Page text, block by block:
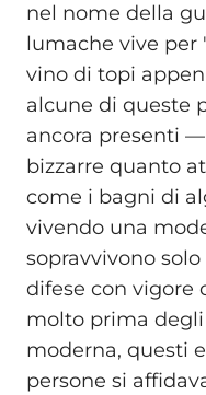
nel nome della
lumache vive per
vino di topi
alcune di queste
ancora presenti
bizzarre quanto
come i bagni di
vivendo una
sopravvivono
difese con vigore
molto prima
moderna, questi
persone si